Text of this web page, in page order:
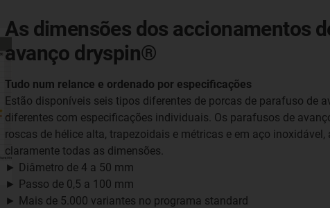
As dimensões dos accionamentos
avanço dryspin®
Tudo num relance e ordenado por especificações
Estão disponíveis seis tipos diferentes de porcas de parafuso de
diferentes com especificações individuais. Os parafusos de
roscas de hélice alta, trapezoidais e métricas e em aço
claramente todas as dimensões.
► Diâmetro de 4 a 50 mm
► Passo de 0,5 a 100 mm
► Mais de 5.000 variantes no programa standard